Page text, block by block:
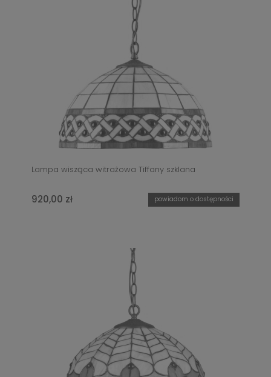
Lampa wisząca witrażowa Tiffany szklana
920,00 zł powiadom o dostępności